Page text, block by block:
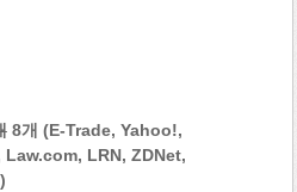
8개 (E-Trade, Yahoo!,
LRN, ZDNet,